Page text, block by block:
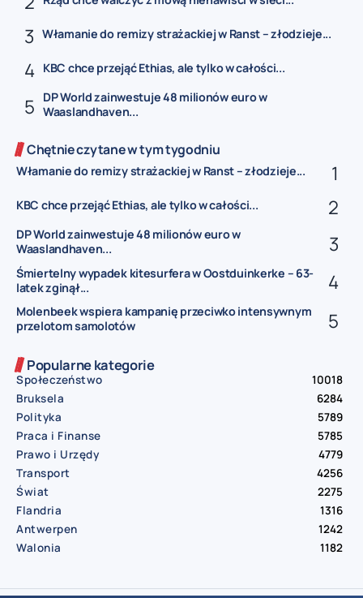
Włamanie do remizy strażackiej w Ranst – złodzieje...
KBC chce przejąć Ethias, ale tylko w całości...
DP World zainwestuje 48 milionów euro w
Waaslandhaven...
Chętnie czytane w tym tygodniu
Włamanie do remizy strażackiej w Ranst – złodzieje...
KBC chce przejąć Ethias, ale tylko w całości...
DP World zainwestuje 48 milionów euro w
Waaslandhaven...
Śmiertelny wypadek kitesurfera w Oostduinkerke – 63-
latek zginął...
Molenbeek wspiera kampanię przeciwko intensywnym
przelotom samolotów
Popularne kategorie
Społeczeństwo
10018
Bruksela
6284
Polityka
5789
Praca i Finanse
5785
Prawo i Urzędy
4779
Transport
4256
Świat
2275
Flandria
1316
Antwerpen
1242
Walonia
1182